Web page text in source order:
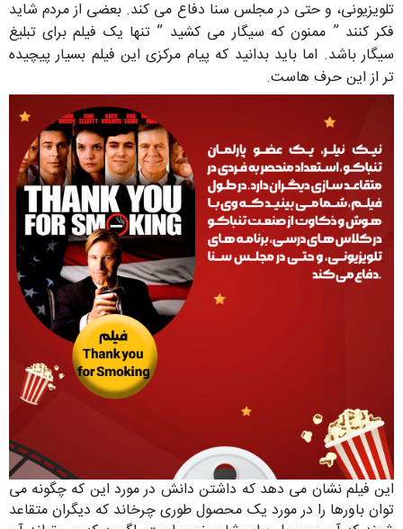
تلویزیونی، و حتی در مجلس سنا دفاع می کند. بعضی از مردم شاید
فکر کنند ” ممنون که سیگار می کشید ” تنها یک فیلم برای تبلیغ
سیگار باشد. اما باید بدانید که پیام مرکزی این فیلم بسیار پیچیده
تر از این حرف هاست.
این فیلم نشان می دهد که داشتن دانش در مورد این که چگونه می
توان باورها را در مورد یک محصول طوری چرخاند که دیگران متقاعد